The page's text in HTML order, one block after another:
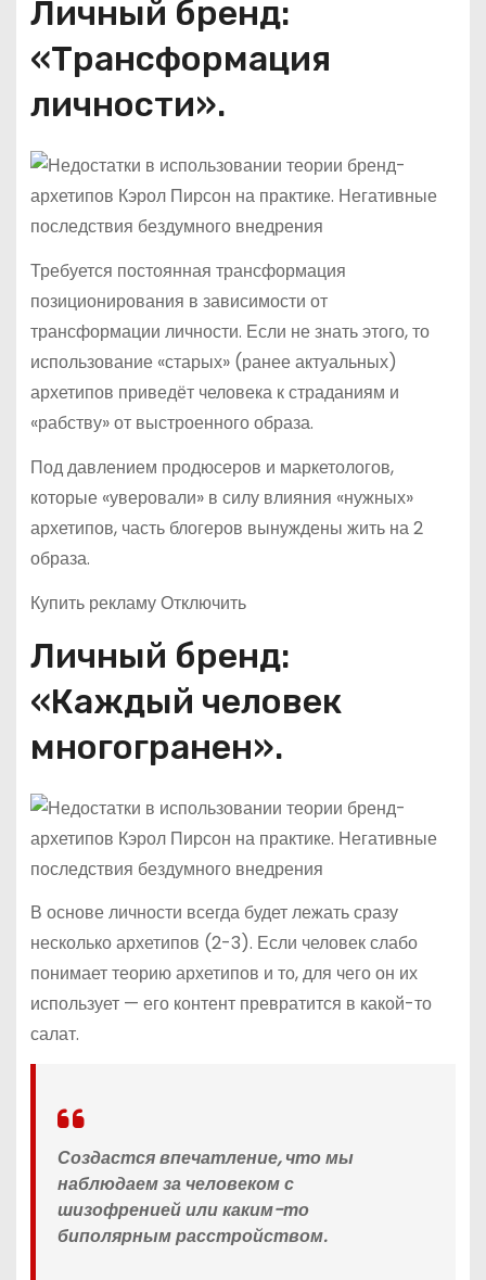
Личный бренд:
«Трансформация
личности».
Требуется постоянная трансформация
позиционирования в зависимости от
трансформации личности. Если не знать этого, то
использование «старых» (ранее актуальных)
архетипов приведёт человека к страданиям и
«рабству» от выстроенного образа.
Под давлением продюсеров и маркетологов,
которые «уверовали» в силу влияния «нужных»
архетипов, часть блогеров вынуждены жить на 2
образа.
Купить рекламу Отключить
Личный бренд:
«Каждый человек
многогранен».
В основе личности всегда будет лежать сразу
несколько архетипов (2-3). Если человек слабо
понимает теорию архетипов и то, для чего он их
использует — его контент превратится в какой-то
салат.
Создастся впечатление, что мы
наблюдаем за человеком с
шизофренией или каким-то
биполярным расстройством.